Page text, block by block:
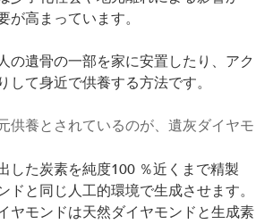
が高まっています。
の遺骨の一部を家に安置したり、アク
して身近で供養する方法です。
供養とされているのが、遺灰ダイヤモ
した炭素を純度100 ％近くまで精製
ドと同じ人工的環境で生成させます。
ヤモンドは天然ダイヤモンドと生成素